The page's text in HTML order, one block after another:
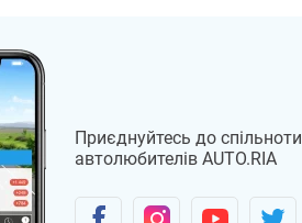
Приєднуйтесь до спільноти
автолюбителів AUTO.RIA